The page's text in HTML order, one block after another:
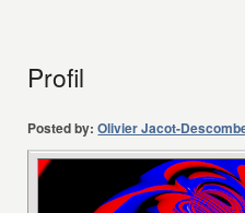
Profil
Posted by: Olivier Jacot-